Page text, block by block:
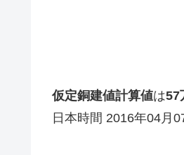
仮定銅建値計算値は57
日本時間 2016年04月